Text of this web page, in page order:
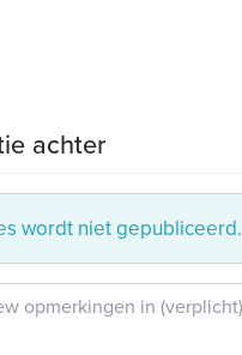
achter
wordt niet gepubliceerd.